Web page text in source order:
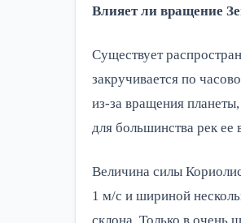
Влияет ли вращение
Существует
закручивается по
из-за вращения
для большинства рек ее
Величина силы
1 м/с и шириной
склона. Только в очень